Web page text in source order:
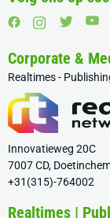
Corporate &
Realtimes -
Innovatieweg 20C
7007 CD,
+31(315)-764002
Realtimes |